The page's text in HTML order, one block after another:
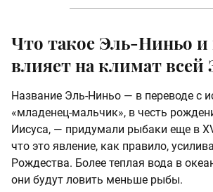
Что такое Эль-Ниньо и
влияет на климат всей
Название Эль-Ниньо — в переводе с
«младенец-мальчик», в честь
Иисуса, — придумали рыбаки еще в
что это явление, как правило,
Рождества. Более теплая вода в
они будут ловить меньше рыбы.